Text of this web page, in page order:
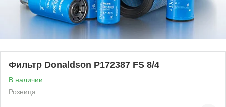
Фильтр Donaldson P172387 FS 8/4
В наличии
Розница